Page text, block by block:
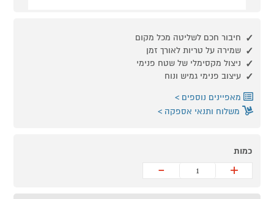
חיבור חכם לשליטה מכל מקום
שמירה על טריות לאורך זמן
ניצול מקסימלי של שטח פנימי
עיצוב פנימי גמיש ונוח
מאפיינים נוספים
משלוח ותנאי אספקה
כמות
+
-